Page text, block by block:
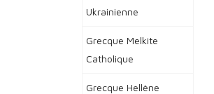
Ukrainienne
Grecque Melkite
Catholique
Grecque Hellène